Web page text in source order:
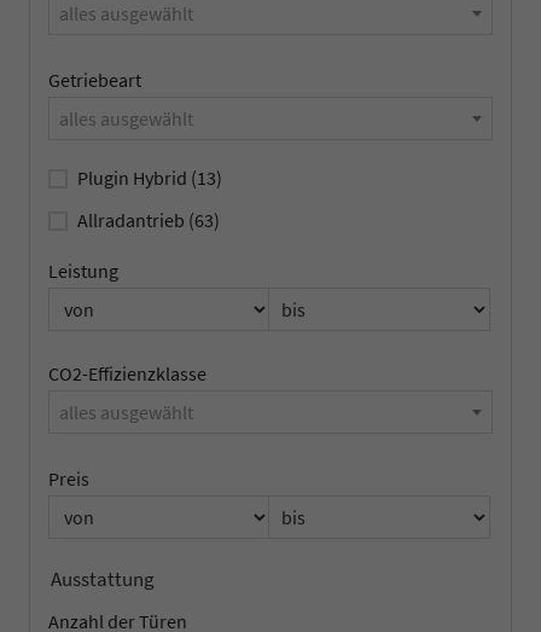
alles ausgewählt
Getriebeart
alles ausgewählt
Plugin Hybrid (13)
Allradantrieb (63)
Leistung
CO2-Effizienzklasse
alles ausgewählt
Preis
Ausstattung
Anzahl der Türen